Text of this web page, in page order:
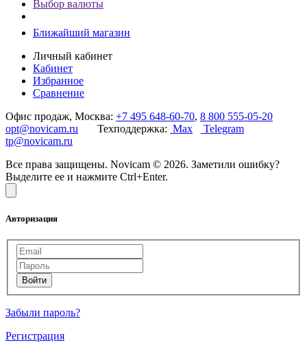
Выбор валюты
Ближайший магазин
Личный кабинет
Кабинет
Избранное
Сравнение
Офис продаж, Москва: +7 495 648-60-70, 8 800 555-05-20
opt@novicam.ru Техподдержка: Max
Telegram
tp@novicam.ru
Все права защищены. Novicam © 2026. Заметили ошибку?
Выделите ее и нажмите Ctrl+Enter.
Авторизация
Забыли пароль?
Регистрация